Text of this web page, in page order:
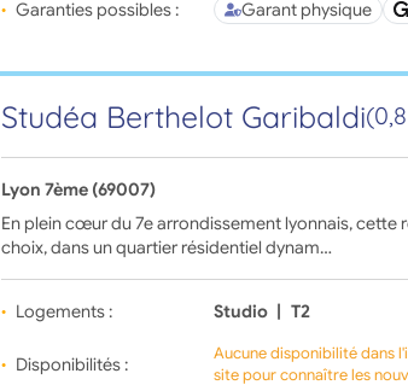
Garanties possibles :
Garant physique
Studéa Berthelot Garibaldi
Lyon 7ème (69007)
En plein cœur du 7e arrondissement lyonnais, cette
choix, dans un quartier résidentiel dynam…
Logements : Studio | T2
Disponibilités :
Aucune disponibilité dans
site pour connaître les